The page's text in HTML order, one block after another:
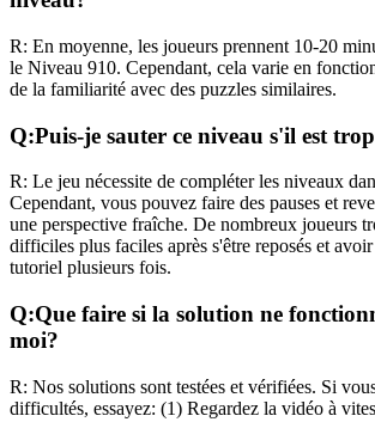
R: En moyenne, les joueurs prennent 10-20
le Niveau 910. Cependant, cela varie en
de la familiarité avec des puzzles similaires.
Q:Puis-je sauter ce niveau s'il est
R: Le jeu nécessite de compléter les niveaux
Cependant, vous pouvez faire des pauses et
une perspective fraîche. De nombreux joueurs
difficiles plus faciles après s'être reposés et
tutoriel plusieurs fois.
Q:Que faire si la solution ne
moi?
R: Nos solutions sont testées et vérifiées. Si
difficultés, essayez: (1) Regardez la vidéo à